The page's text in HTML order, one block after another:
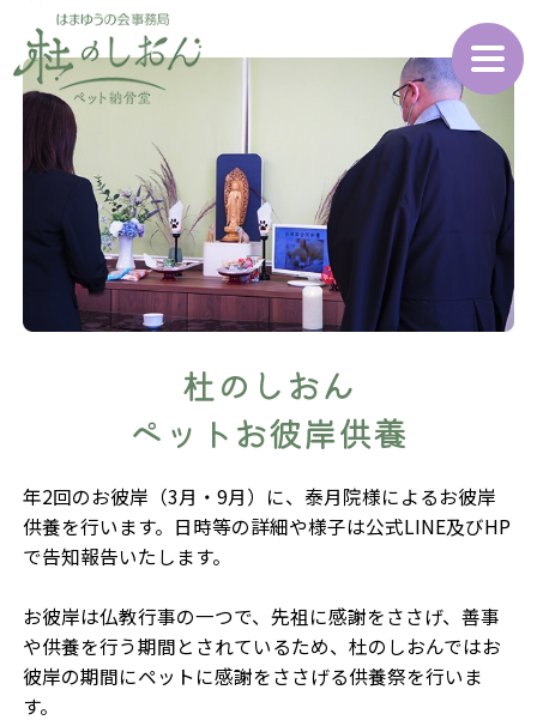
杜のしおん
ペットお彼岸供養
年2回のお彼岸（3月・9月）に、泰月院様によるお彼岸
供養を行います。日時等の詳細や様子は公式LINE及びHP
で告知報告いたします。
お彼岸は仏教行事の一つで、先祖に感謝をささげ、善事
や供養を行う期間とされているため、杜のしおんではお
彼岸の期間にペットに感謝をささげる供養祭を行いま
す。